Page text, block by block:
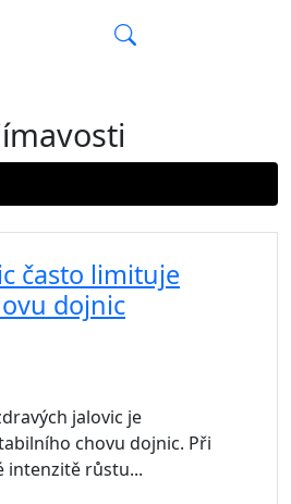
často limituje
dojnic
jalovic je
chovu dojnic. Při
intenzitě růstu...